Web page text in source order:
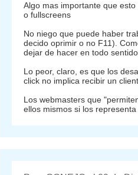
Algo mas importante que esto
o fullscreens
No niego que puede haber
decido oprimir o no F11).
dejar de hacer en todo sentido
Lo peor, claro, es que los
click no implica recibir un
Los webmasters que
ellos mismos si los